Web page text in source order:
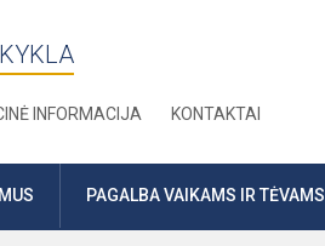
INFORMACIJA KONTAKTAI
PAGALBA VAIKAMS IR TĖVAMS